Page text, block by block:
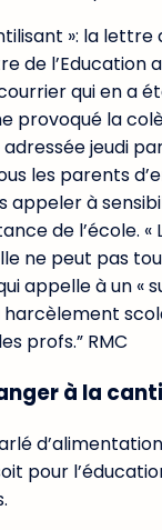
»: la lettre
de l’Education
qui en a
provoqué la
jeudi
les parents
appeler à
de l’école. «
ne peut pas
appelle à un «
profs.” RMC
à la
pour